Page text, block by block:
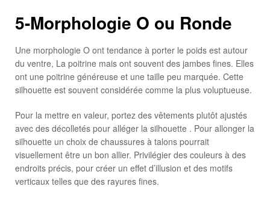
5-Morphologie O ou Ronde
Une morphologie O ont tendance à porter le poids est autour
du ventre, La poitrine mais ont souvent des jambes fines. Elles
ont une poitrine généreuse et une taille peu marquée. Cette
silhouette est souvent considérée comme la plus voluptueuse.
Pour la mettre en valeur, portez des vêtements plutôt ajustés
avec des décolletés pour alléger la silhouette . Pour allonger la
silhouette un choix de chaussures à talons pourrait
visuellement être un bon allier. Privilégier des couleurs à des
endroits précis, pour créer un effet d’illusion et des motifs
verticaux telles que des rayures fines.